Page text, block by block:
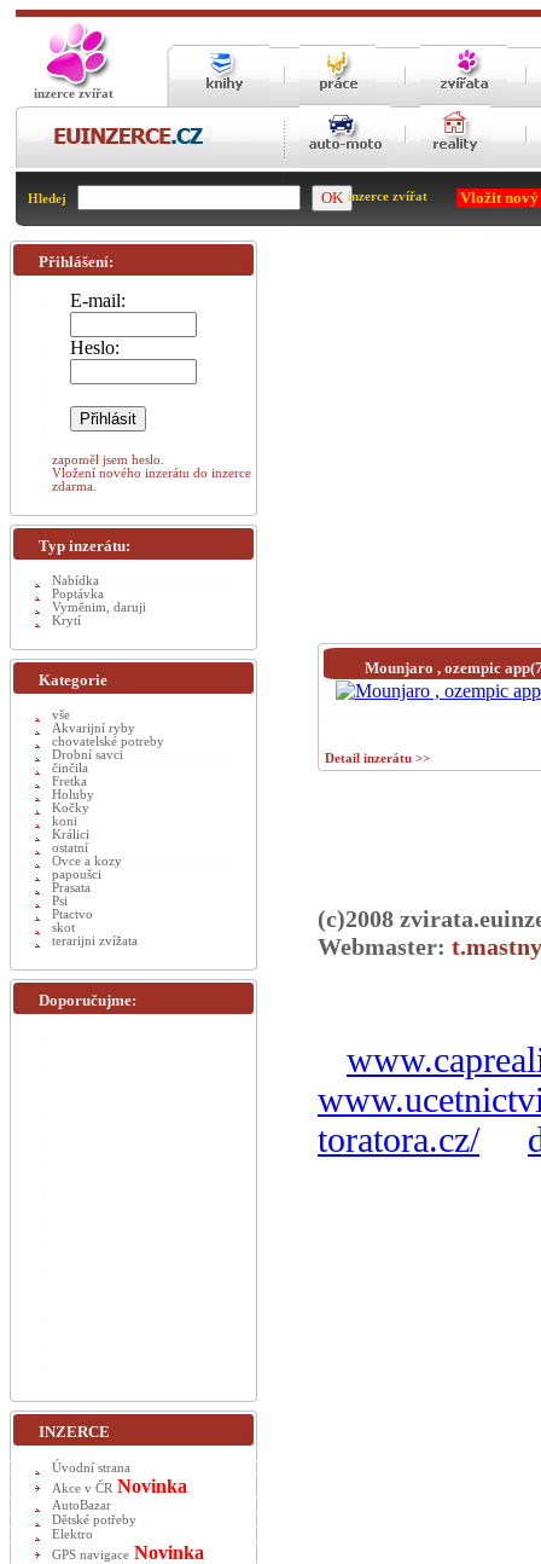
inzerce zvířat
Hledej inzerce zvířat Vložit
Mounjaro , ozempic
Detail inzerátu >>
(c)2008
Webmaster:
toratora.cz/
Přihlášení:
E-mail:
Heslo:
zapoměl jsem heslo.
Vložení nového inzerátu do inzerce
zdarma.
Typ inzerátu:
Nabídka
Poptávka
Vyměnim, daruji
Krytí
Kategorie
vše
Akvarijní ryby
chovatelské potreby
Drobní savci
činčila
Fretka
Holuby
Kočky
koni
Králici
ostatní
Ovce a kozy
papoušci
Prasata
Psi
Ptactvo
skot
terarijni zvížata
Doporučujme:
INZERCE
Úvodní strana
Akce v ČR Novinka
AutoBazar
Dětské potřeby
Elektro
GPS navigace Novinka